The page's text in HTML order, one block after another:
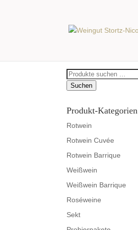
Suchen
nach:
Suchen
Produkt-Kategorien
Rotwein
Rotwein Cuvée
Rotwein Barrique
Weißwein
Weißwein Barrique
Roséweine
Sekt